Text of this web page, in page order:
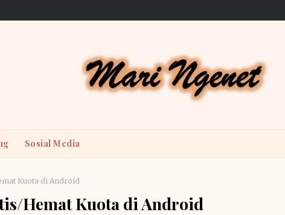
Sosial Media
Kuota di Android
Hemat Kuota di Android